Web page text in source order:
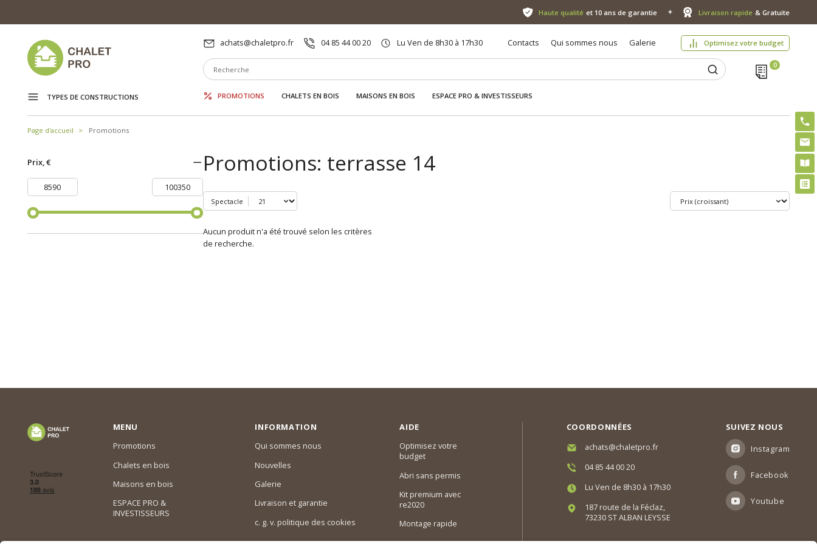
Haute qualité et 10 ans de garantie Livraison rapide & Gratuite
achats@chaletpro.fr 04 85 44 00 20 Lu Ven de 8h30 à 17h30 Contacts Qui sommes nous Galerie Optimisez votre budget
TYPES DE CONSTRUCTIONS PROMOTIONS CHALETS EN BOIS MAISONS EN BOIS ESPACE PRO & INVESTISSEURS
Page d'accueil Promotions
Prix, € Promotions: terrasse 14
Spectacle
Aucun produit n'a été trouvé selon les critères
de recherche.
MENU
Promotions
Chalets en bois
Maisons en bois
ESPACE PRO &
INVESTISSEURS
INFORMATION
Qui sommes nous
Nouvelles
Galerie
Livraison et garantie
c. g. v. politique des cookies
AIDE
Optimisez votre
budget
Abri sans permis
Kit premium avec
re2020
Montage rapide
COORDONNÉES
achats@chaletpro.fr
04 85 44 00 20
Lu Ven de 8h30 à 17h30
187 route de la Féclaz,
73230 ST ALBAN LEYSSE
SUIVEZ NOUS
Instagram
Facebook
Youtube